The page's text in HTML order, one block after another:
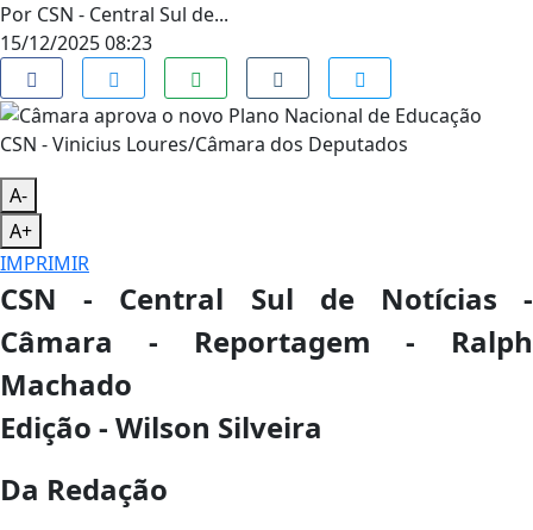
Por CSN - Central Sul de...
15/12/2025 08:23
CSN - Vinicius Loures/Câmara dos Deputados
A-
A+
IMPRIMIR
CSN - Central Sul de Notícias -
Câmara - Reportagem - Ralph
Machado
Edição - Wilson Silveira
Da Redação